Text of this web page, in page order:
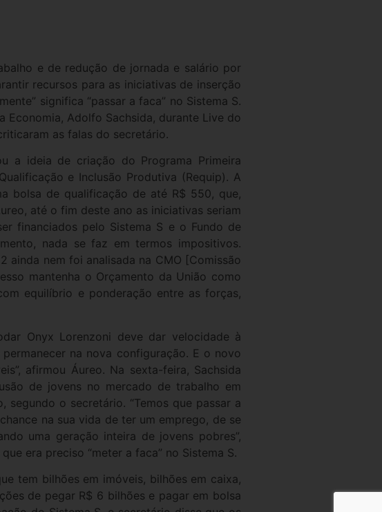
e de redução de jornada e salário por
recursos para as iniciativas de inserção
significa “passar a faca” no Sistema S.
Adolfo Sachsida, durante Live do
as falas do secretário.
a ideia de criação do Programa Primeira
e Inclusão Produtiva (Requip). A
bolsa de qualificação de até R$ 550, que,
até o fim deste ano as iniciativas seriam
financiados pelo Sistema S e o Fundo de
nada se faz em termos impositivos.
ainda nem foi analisada na CMO [Comissão
mantenha o Orçamento da União como
equilíbrio e ponderação entre as forças,
Onyx Lorenzoni deve dar velocidade à
na nova configuração. E o novo
afirmou Áureo. Na sexta-feira, Sachsida
de jovens no mercado de trabalho em
o secretário. “Temos que passar a
na sua vida de ter um emprego, de se
uma geração inteira de jovens pobres”,
era preciso “meter a faca” no Sistema S.
tem bilhões em imóveis, bilhões em caixa,
de pegar R$ 6 bilhões e pagar em bolsa